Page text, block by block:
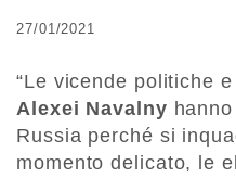
27/01/2021
“Le vicende politiche
Alexei Navalny
Russia perché si
momento delicato, le